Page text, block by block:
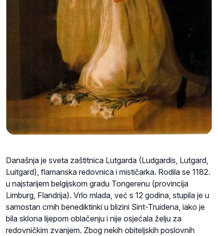
Današnja je sveta zaštitnica Lutgarda (Ludgardis, Lutgard,
Luitgard), flamanska redovnica i mističarka. Rodila se 1182.
u najstarijem belgijskom gradu Tongerenu (provincija
Limburg, Flandrija). Vrlo mlada, već s 12 godina, stupila je u
samostan crnih benediktinki u blizini Sint-Truidena, iako je
bila sklona lijepom oblačenju i nije osjećala želju za
redovničkim zvanjem. Zbog nekih obiteljskih poslovnih